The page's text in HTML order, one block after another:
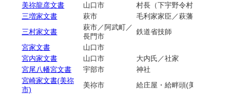
美祢龍彦文書
山口市
村長（下宇野令村）／衆議
三増家文書
萩市
毛利家家臣／萩藩士（無給
三村家文書
萩市／阿武町／
長門市
鉄道省技師
宮家文書
山口市
宮内家文書
山口市
大内氏／社家
宮尾八幡宮文書
宇部市
神社
宮崎家文書(美祢
市)
美祢市
給庄屋・給畔頭(美祢裁判綾